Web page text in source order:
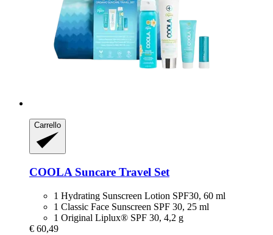
Carrello
COOLA Suncare Travel Set
1 Hydrating Sunscreen Lotion SPF30, 60 ml
1 Classic Face Sunscreen SPF 30, 25 ml
1 Original Liplux® SPF 30, 4,2 g
€ 60,49